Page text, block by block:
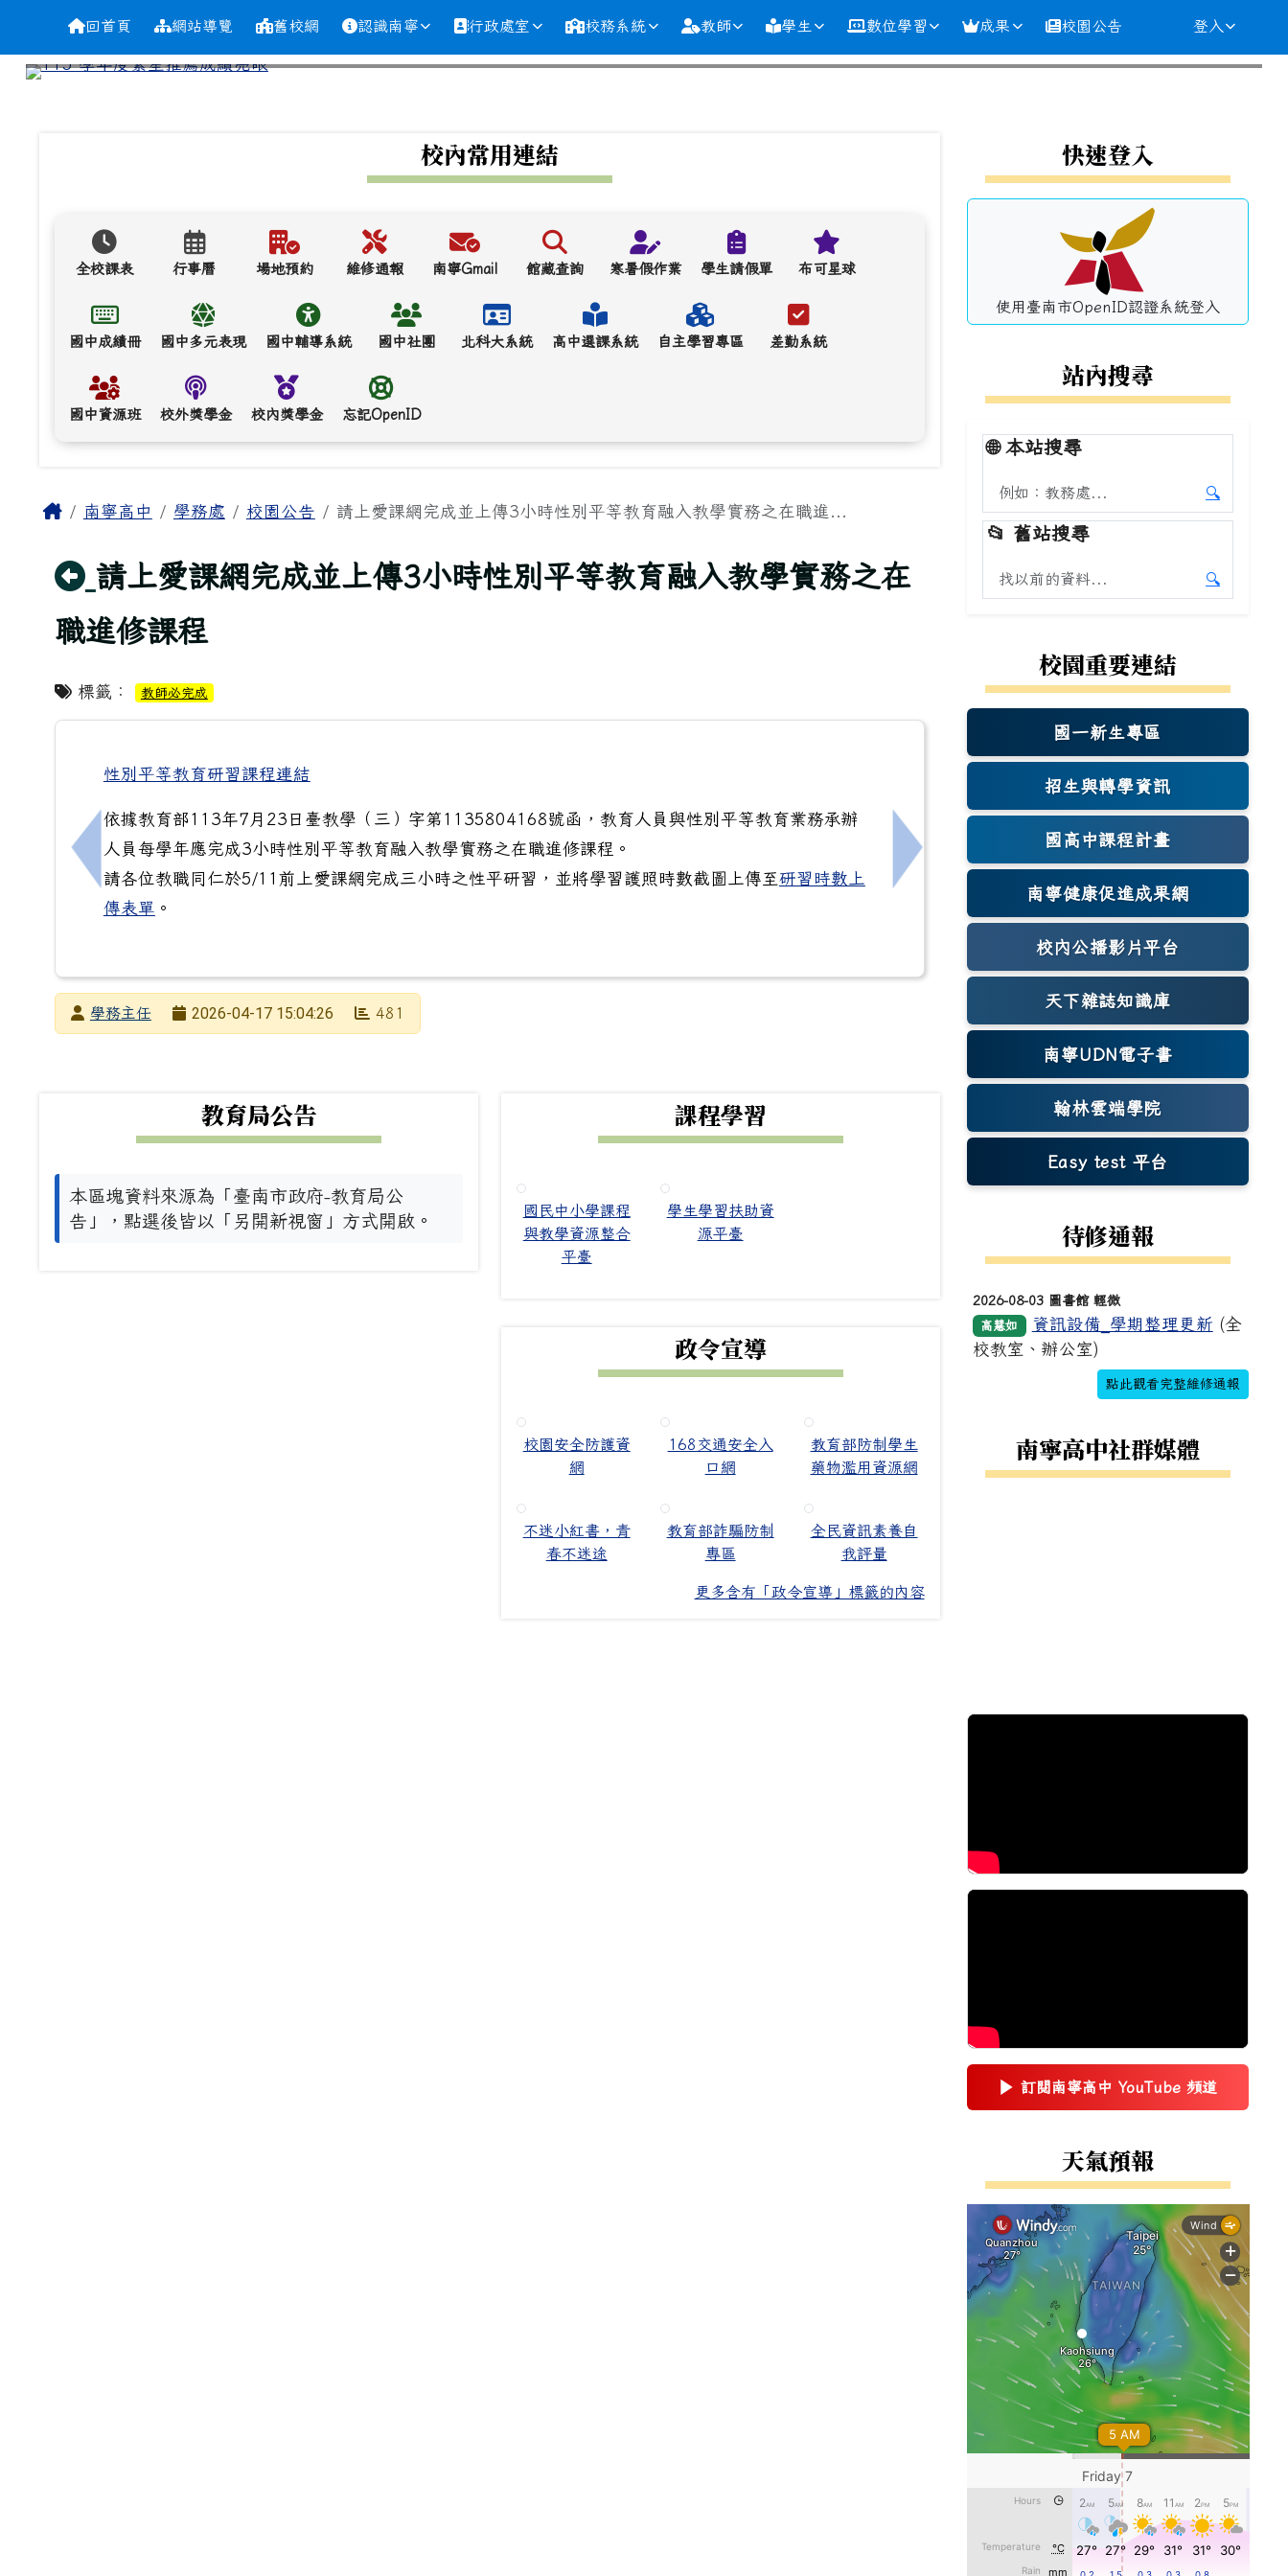
台南市南寧高中
導覽列回首頁 網站導覽 舊校網 認識南寧 行政處室 校務系統 教師 學生 數位學習 成果 校園公告 登入
校內常用連結
全校課表 行事曆 場地預約 維修通報 南寧Gmail 館藏查詢 寒暑假作業 學生請假單 布可星球
國中成績冊 國中多元表現 國中輔導系統 國中社團 北科大系統 高中選課系統 自主學習專區 差勤系統
國中資源班 校外獎學金 校內獎學金 忘記OpenID
主內容區域
Home南寧高中 學務處 校園公告 請上愛課網完成並上傳3小時性別平等教育融入教學實務之在職進...
回上頁
請上愛課網完成並上傳3小時性別平等教育融入教學實務之在
職進修課程
標籤： 教師必完成
上一筆：[高中]轉知靜宜大學辦理暑期學生營隊【性不性由你—性別溫差上訴中！】
性別平等教育研習課程連結
依據教育部113年7月23日臺教學（三）字第1135804168號函，教育人員與性別平等教育業務承辦
人員每學年應完成3小時性別平等教育融入教學實務之在職進修課程。
請各位教職同仁於5/11前上愛課網完成三小時之性平研習，並將學習護照時數截圖上傳至研習時數上
傳表單 。
下一筆：[高中]朝陽科技大學應用英語系辦理「大
發布者學務主任
2026-04-17 15:04:26 481
教育局公告
本區塊資料來源為「臺南市政府-教育局公
告」，點選後皆以「另開新視窗」方式開啟。
課程學習
國民中小學課程
與教學資源整合
平臺
學生學習扶助資
源平臺
政令宣導
校園安全防護資
網
168交通安全入
口網
教育部防制學生
藥物濫用資源網
不迷小紅書，青
春不迷途
教育部詐騙防制
專區
全民資訊素養自
我評量
更多含有「政令宣導」標籤的內容
左邊區域內容
快速登入
使用臺南市OpenID認證系統登入
站內搜尋
🌐本站搜尋
搜尋本站內容
🔍
開始本站
📂 舊站搜尋
搜尋舊站內容
🔍
開始舊站
校園重要連結
國一新生專區
(另開新視窗)
招生與轉學資訊
國高中課程計畫
南寧健康促進成果網
(另開新視窗)
校內公播影片平台
天下雜誌知識庫
(另開新視窗)
南寧UDN電子書
翰林雲端學院
Easy test 平台
(另開新視窗)
待修通報
2026-08-03 圖書館 輕微
高慧如
資訊設備_學期整理更新 (全
校教室、辦公室)
點此觀看完整維修通報
南寧高中社群媒體
▶ 訂閱南寧高中 YouTube 頻道
(另開新視窗)
右邊區域內容
天氣預報